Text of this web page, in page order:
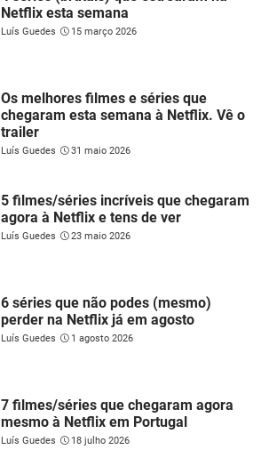
Netflix esta semana
Luís Guedes 15 março 2026
Os melhores filmes e séries que
chegaram esta semana à Netflix. Vê o
trailer
Luís Guedes 31 maio 2026
5 filmes/séries incríveis que chegaram
agora à Netflix e tens de ver
Luís Guedes 23 maio 2026
6 séries que não podes (mesmo)
perder na Netflix já em agosto
Luís Guedes 1 agosto 2026
7 filmes/séries que chegaram agora
mesmo à Netflix em Portugal
Luís Guedes 18 julho 2026